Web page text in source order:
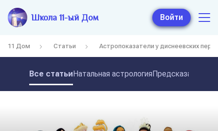
Школа 11-ый Дом Войти
11 Дом Статьи Астропоказатели у диснеевских
Все статьиНатальная астрология